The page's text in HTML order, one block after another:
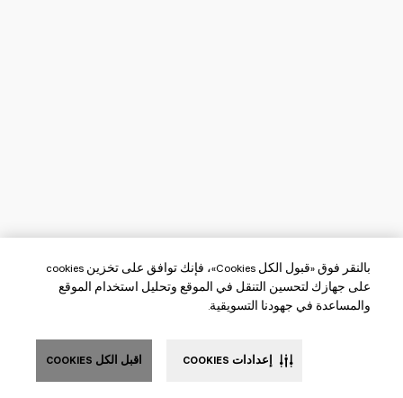
بالنقر فوق «قبول الكل Cookies»، فإنك توافق على تخزين cookies
على جهازك لتحسين التنقل في الموقع وتحليل استخدام الموقع
والمساعدة في جهودنا التسويقية.
اقبل الكل COOKIES إعدادات COOKIES